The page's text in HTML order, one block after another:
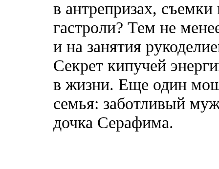
в антрепризах,
гастроли? Тем не
и на занятия
Секрет кипучей
в жизни. Еще один
семья: заботливый
дочка Серафима.